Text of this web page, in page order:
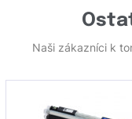
Naši zákazníci k